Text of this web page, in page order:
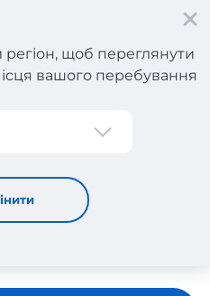
регіон, щоб переглянути
вашого перебування